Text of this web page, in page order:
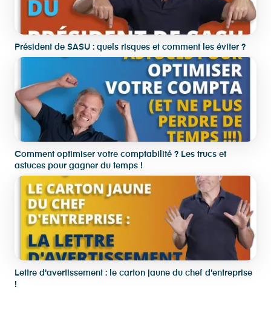
Président de SASU : quels risques et comment les éviter ?
Comment optimiser votre comptabilité ? Les trucs et
astuces pour gagner du temps !
Lettre d'avertissement : le carton jaune du chef d'entreprise
!